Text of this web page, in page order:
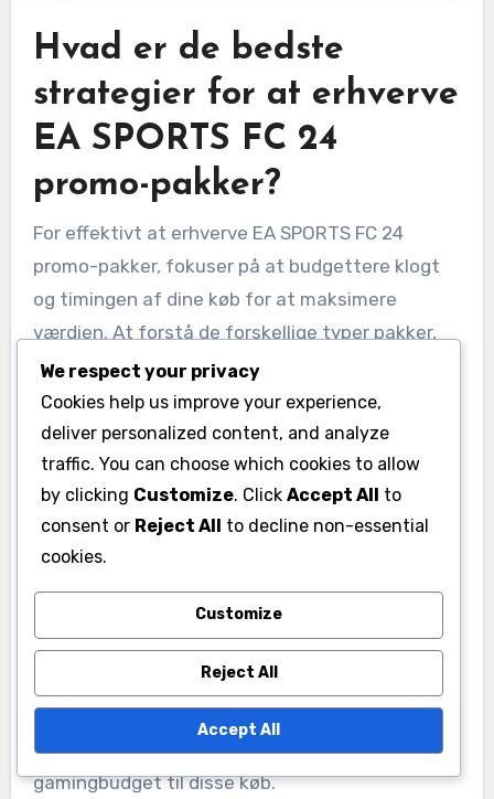
Hvad er de bedste
strategier for at erhverve
EA SPORTS FC 24
promo-pakker?
For effektivt at erhverve EA SPORTS FC 24
promo-pakker, fokuser på at budgettere klogt
og timingen af dine køb for at maksimere
værdien. At forstå de forskellige typer pakker,
der er tilgængelige, og analysere
markedstendenser kan betydeligt forbedre din
oplevelse og afkast.
Budgettering for køb af
promo-pakker
planlægger at købe promo-pakker i EA SPORTS
FC 24. Bestem, hvor meget du komfortabelt kan
bruge uden at påvirke din samlede spiloplevelse
eller økonomi. En almindelig tilgang er at
afsætte en bestemt procentdel af dit
gamingbudget til disse køb.
We respect your privacy
Cookies help us improve your experience,
deliver personalized content, and analyze
traffic. You can choose which cookies to allow
by clicking Customize. Click Accept All to
consent or Reject All to decline non-essential
cookies.
Customize
Reject All
Accept All